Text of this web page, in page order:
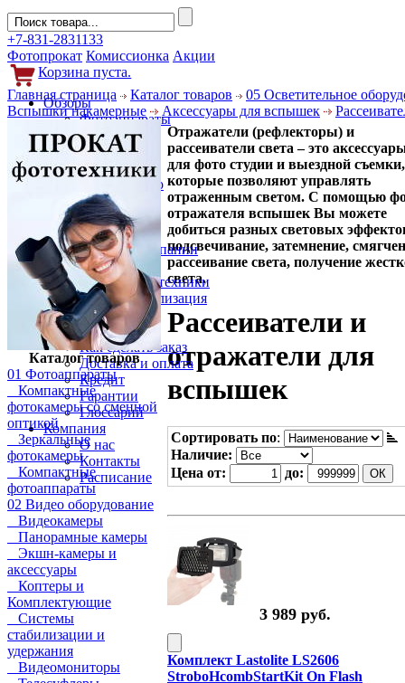
+7-831-2831133
Фотопрокат Комиссионка Акции
Корзина пуста.
Обзоры
Фотоаппараты
Объективы
Фильтры
Новости
Фото и видео
Гаджеты
Аксессуары
Слухи
Новости компании
Услуги
Прокат фототехники
Выкуп и реализация
Покупателям
Акции
Как сделать заказ
Доставка и оплата
Кредит
Гарантии
Глоссарий
Компания
О нас
Контакты
Расписание
Главная страница Каталог товаров
05 Осветительное
Вспышки накамерные
Аксессуары для вспышек
Каталог товаров
01 Фотоаппараты
Компактные
фотокамеры со сменной
оптикой
Зеркальные
фотокамеры
Компактные
фотоаппараты
02 Видео оборудование
Видеокамеры
Панорамные камеры
Экшн-камеры и
аксессуары
Коптеры и
Комплектующие
Системы
стабилизации и
удержания
Видеомониторы
Отражатели (рефлекторы) и
рассеиватели света – это
для фото студии и выездной съемки,
которые позволяют управлять
отраженным светом. С помощью
отражателя вспышек Вы можете
добиться разных световых
подсвечивание, затемнение,
рассеивание света, получение
света.
Рассеиватели и
отражатели для
вспышек
Сортировать по:
Наличие:
Цена от:
до:
3 989 руб.
Комплект Lastolite LS2606
StroboHcombStartKit On Flash